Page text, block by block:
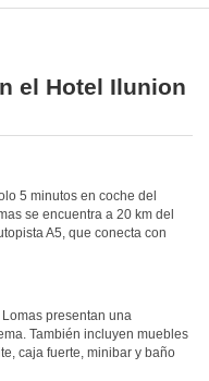
el Hotel Ilunion
5 minutos en coche del
se encuentra a 20 km del
A5, que conecta con
presentan una
También incluyen muebles
caja fuerte, minibar y baño